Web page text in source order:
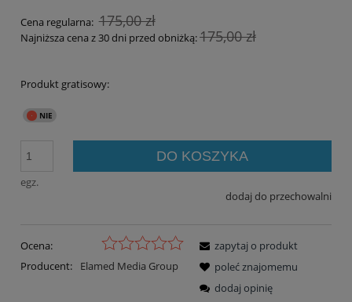
Cena regularna: 175,00 zł
Najniższa cena z 30 dni przed obniżką:175,00 zł
Produkt gratisowy:
egz.
DO KOSZYKA
dodaj do przechowalni
Ocena:
Producent:
Elamed Media Group
zapytaj o produkt
poleć znajomemu
dodaj opinię